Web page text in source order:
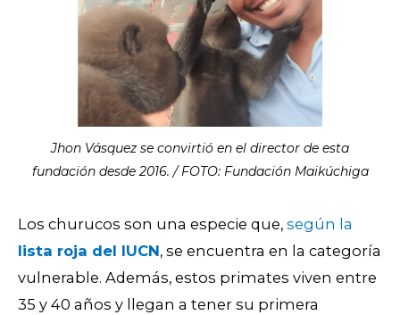
Jhon Vásquez se convirtió en el director de esta
fundación desde 2016. / FOTO: Fundación Maikúchiga
Los churucos son una especie que, según la
lista roja del IUCN, se encuentra en la categoría
vulnerable. Además, estos primates viven entre
35 y 40 años y llegan a tener su primera